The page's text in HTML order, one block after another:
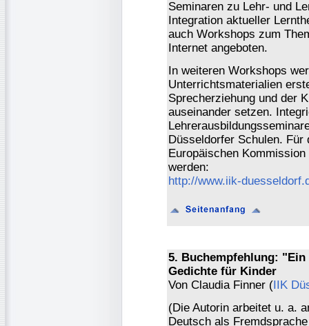
Seminaren zu Lehr- und
Integration aktueller
auch Workshops zum
Internet angeboten.
In weiteren Workshops
Unterrichtsmaterialien
Sprecherziehung und der
auseinander setzen.
Düsseldorfer Schulen. Für
Europäischen
werden:
http://www.iik-
5. Buchempfehlung:
Gedichte für Kinder
Von Claudia Finner (IIK
(Die Autorin arbeitet u. a.
Deutsch als